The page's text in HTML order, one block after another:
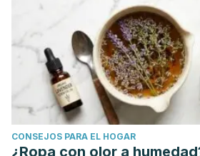
CONSEJOS PARA EL HOGAR
¿Ropa con olor a